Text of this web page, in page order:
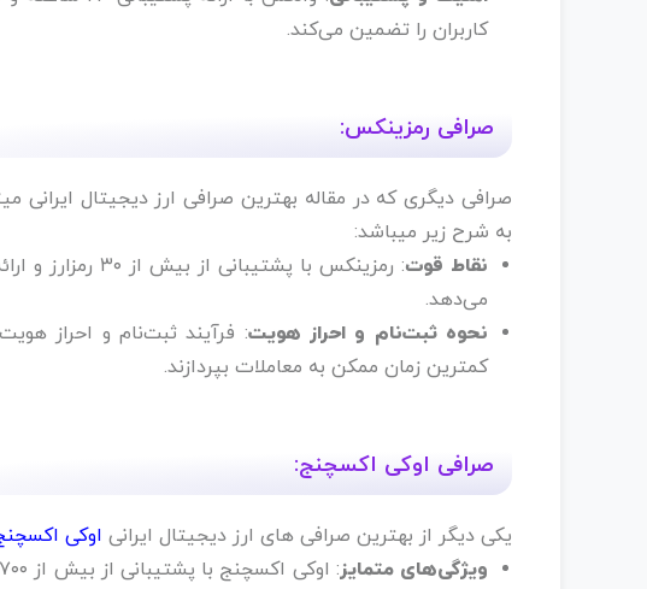
کاربران را تضمین می‌کند.
صرافی رمزینکس:
صرافی دیگری که در مقاله بهترین صرافی ارز دیجیتال ایرانی
به شرح زیر میباشد:
نقاط قوت
: رمزینکس با
می‌دهد.
نحوه ثبت‌نام و احراز هویت: فرآیند ثبت‌نام و احراز
کمترین زمان ممکن به معاملات بپردازند.
صرافی اوکی اکسچنج:
یکی دیگر از بهترین صرافی های ارز دیجیتال ایرانی اوکی
ویژگی‌های متمایز